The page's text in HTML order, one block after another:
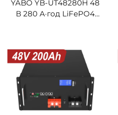
YABO YB-UT48280H 48
В 280 А·год LiFePO4
іонний акумулятор для
накопичення енергії